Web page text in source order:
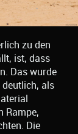
zu den
ist, dass
Das wurde
als
Rampe,
Die